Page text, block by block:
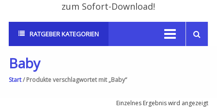
zum Sofort-Download!
RATGEBER KATEGORIEN
Baby
Start/ Produkte verschlagwortet mit „Baby“
Einzelnes Ergebnis wird angezeigt